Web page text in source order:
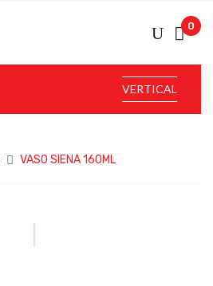
0
VERTICAL
VASO SIENA 160ML